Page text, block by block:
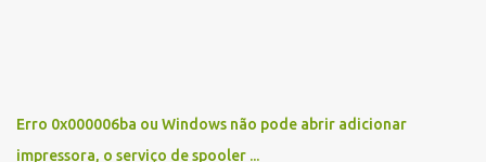
HKEY_LOCAL_MACHINE\SYSTEM\CurrentControlSet\Control\Ter
minal Server\RCM\GracePeriod Lá encontrará esse arquivo aqui.
Erro 0x000006ba ou Windows não pode abrir adicionar
impressora, o serviço de spooler ...